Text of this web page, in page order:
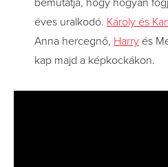
bemutatja, hogy hogyan
éves uralkodó. Károly és
Anna hercegnő, Harry és
kap majd a képkockákon.